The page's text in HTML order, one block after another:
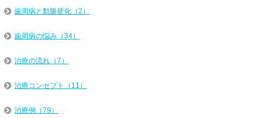
歯周病と動脈硬化（2）
歯周病の悩み（34）
治療の流れ（7）
治療コンセプト（11）
治療例（79）